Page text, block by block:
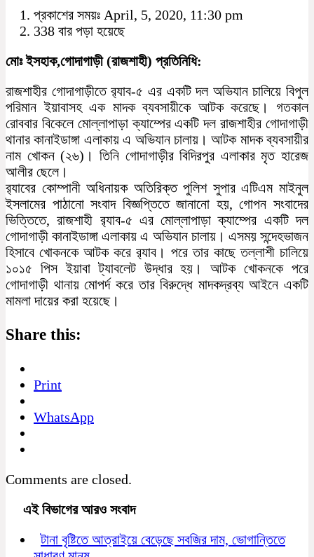
প্রকাশের সময়ঃ April, 5, 2020, 11:30 pm
338 বার পড়া হয়েছে
মোঃ ইসহাক,গোদাগাড়ী (রাজশাহী) প্রতিনিধি:
রাজশাহীর গোদাগাড়ীতে র‌্যাব-৫ এর একটি দল অভিযান চালিয়ে বিপুল
পরিমান ইয়াবাসহ এক মাদক ব্যবসায়ীকে আটক করেছে। গতকাল
রোববার বিকেলে মোল্লাপাড়া ক্যাম্পের একটি দল রাজশাহীর গোদাগাড়ী
থানার কানাইডাঙ্গা এলাকায় এ অভিযান চালায়। আটক মাদক ব্যবসায়ীর
নাম খোকন (২৬)। তিনি গোদাগাড়ীর বিদিরপুর এলাকার মৃত হারেজ
আলীর ছেলে।
র‌্যাবের কোম্পানী অধিনায়ক অতিরিক্ত পুলিশ সুপার এটিএম মাইনুল
ইসলামের পাঠানো সংবাদ বিজ্ঞপ্তিতে জানানো হয়, গোপন সংবাদের
ভিত্তিতে, রাজশাহী র‌্যাব-৫ এর মোল্লাপাড়া ক্যাম্পের একটি দল
গোদাগাড়ী কানাইডাঙ্গা এলাকায় এ অভিযান চালায়। এসময় সন্দেহভাজন
হিসাবে খোকনকে আটক করে র‌্যাব। পরে তার কাছে তল্লাশী চালিয়ে
১০১৫ পিস ইয়াবা ট্যাবলেট উদ্ধার হয়। আটক খোকনকে পরে
গোদাগাড়ী থানায় মোপর্দ করে তার বিরুদ্ধে মাদকদ্রব্য আইনে একটি
মামলা দায়ের করা হয়েছে।
Share this:
Print
WhatsApp
Comments are closed.
এই বিভাগের আরও সংবাদ
টানা বৃষ্টিতে আত্রাইয়ে বেড়েছে সবজির দাম, ভোগান্তিতে